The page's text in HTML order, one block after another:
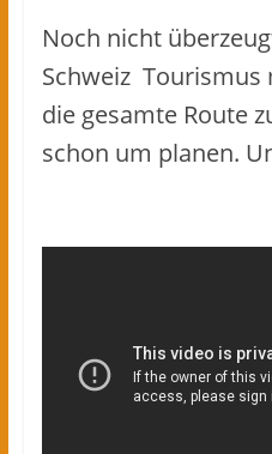
Noch nicht
Schweiz
die gesamte Route
schon um planen.